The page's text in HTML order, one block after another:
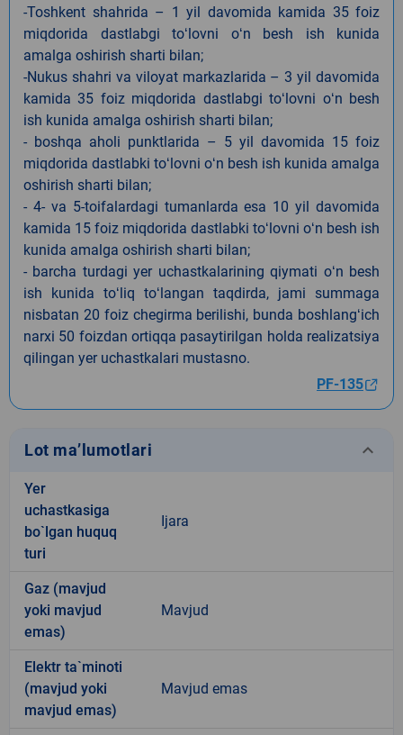
-Toshkent shahrida – 1 yil davomida kamida 35 foiz
miqdorida dastlabgi toʻlovni oʻn besh ish kunida
amalga oshirish sharti bilan;
-Nukus shahri va viloyat markazlarida – 3 yil davomida
kamida 35 foiz miqdorida dastlabgi toʻlovni oʻn besh
ish kunida amalga oshirish sharti bilan;
- boshqa aholi punktlarida – 5 yil davomida 15 foiz
miqdorida dastlabki toʻlovni oʻn besh ish kunida amalga
oshirish sharti bilan;
- 4- va 5-toifalardagi tumanlarda esa 10 yil davomida
kamida 15 foiz miqdorida dastlabki toʻlovni oʻn besh ish
kunida amalga oshirish sharti bilan;
- barcha turdagi yer uchastkalarining qiymati oʻn besh
ish kunida toʻliq toʻlangan taqdirda, jami summaga
nisbatan 20 foiz chegirma berilishi, bunda boshlangʻich
narxi 50 foizdan ortiqqa pasaytirilgan holda realizatsiya
qilingan yer uchastkalari mustasno.
PF-135
Lot ma’lumotlari keyboard_arrow_down
Yer
uchastkasiga
bo`lgan huquq
turi
Ijara
Gaz (mavjud
yoki mavjud
emas)
Mavjud
Elektr ta`minoti
(mavjud yoki
mavjud emas)
Mavjud emas